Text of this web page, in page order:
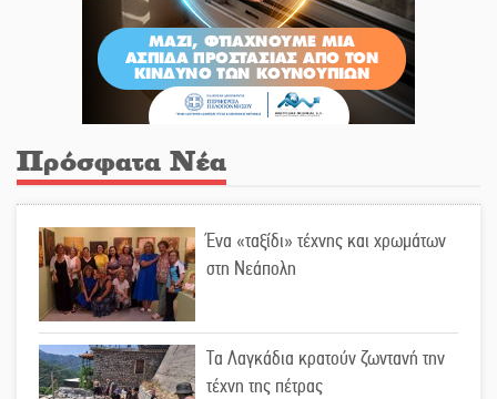
Πρόσφατα Νέα
Ένα «ταξίδι» τέχνης και χρωμάτων
στη Νεάπολη
Τα Λαγκάδια κρατούν ζωντανή την
τέχνη της πέτρας